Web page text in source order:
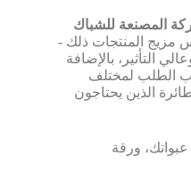
المصنعة للشباك
مزيج المنتجات ذلك -
التأثير، بالإضافة
الطلب لمختلف
الذين يحتاجون
ورقة